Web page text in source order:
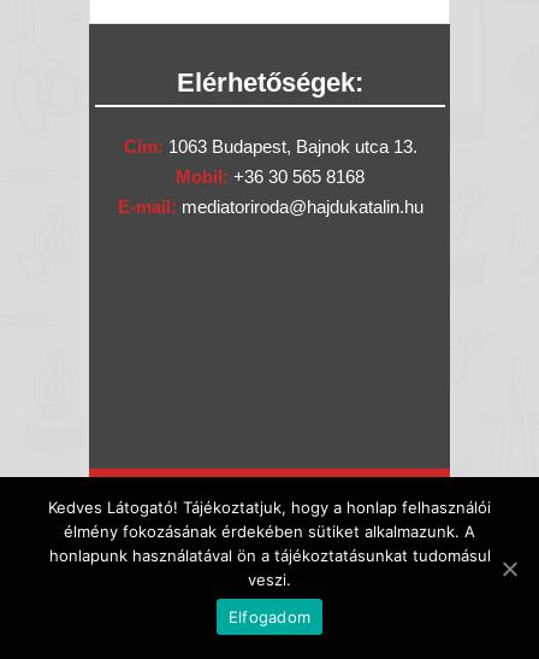
Elérhetőségek:
Cím: 1063 Budapest, Bajnok utca 13.
Mobil: +36 30 565 8168
E-mail: mediatoriroda@hajdukatalin.hu
Mediátor Iroda © Copyright 2003-
2017.
Kedves Látogató! Tájékoztatjuk, hogy a honlap felhasználói
élmény fokozásának érdekében sütiket alkalmazunk. A
honlapunk használatával ön a tájékoztatásunkat tudomásul
veszi.
Elfogadom